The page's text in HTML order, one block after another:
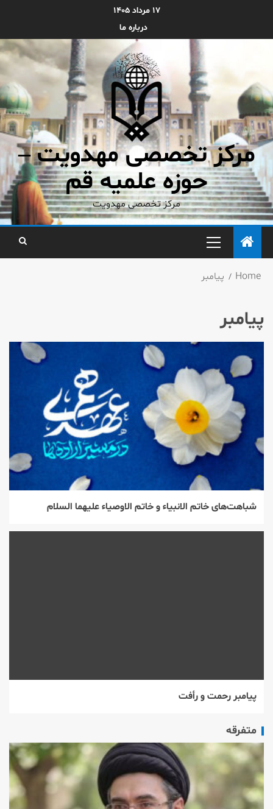
۱۷ مرداد ۱۴۰۵
درباره ما
مرکز تخصصی مهدویت –
حوزه علمیه قم
مرکز تخصصی مهدویت
Home پیامبر
پیامبر
شباهت‌های خاتم الانبیاء و خاتم الاوصیاء علیهما السلام
پیامبر رحمت و رأفت
متفرقه